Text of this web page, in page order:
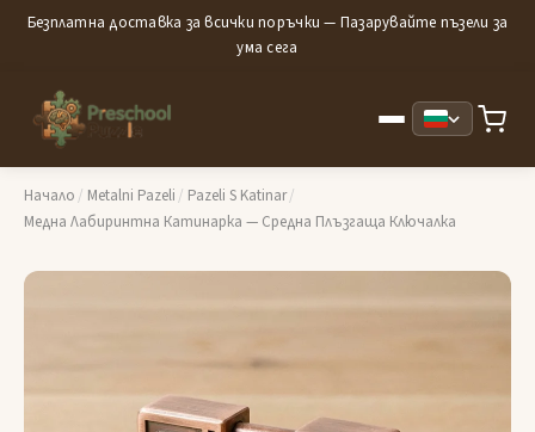
Безплатна доставка за всички поръчки — Пазарувайте пъзели за
ума сега
Начало / Metalni Pazeli / Pazeli S Katinar/
Медна Лабиринтна Катинарка — Средна Плъзгаща Ключалка